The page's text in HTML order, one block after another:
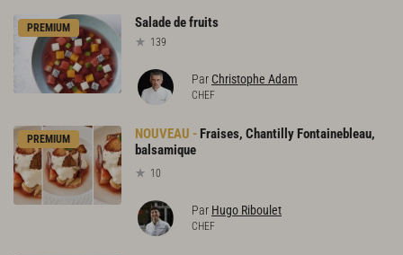
PREMIUM Saladedefruits
139
Par Christophe Adam
CHEF
PREMIUM
Fraises, Chantilly Fontainebleau,
balsamique
10
Par Hugo Riboulet
CHEF